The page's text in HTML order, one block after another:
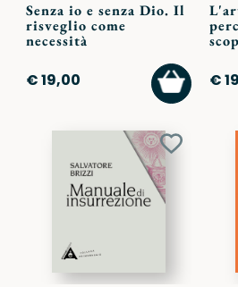
Senza io e senza Dio. Il
risveglio come
necessità
€ 19,00
AGGIUNGI
AL
CARRELLO
€
Aggiungi